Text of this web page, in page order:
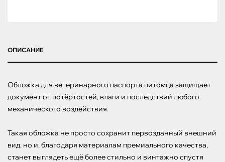
ОПИСАНИЕ
Обложка для ветеринарного паспорта питомца защищает
документ от потёртостей, влаги и последствий любого
механического воздействия.
Такая обложка не просто сохранит первозданный внешний
вид, но и, благодаря материалам премиального качества,
станет выглядеть ещё более стильно и винтажно спустя